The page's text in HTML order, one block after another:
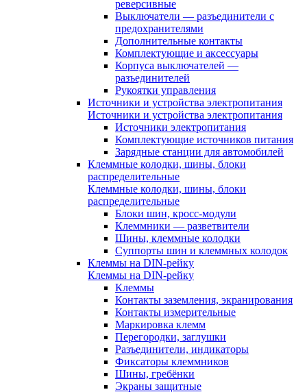
реверсивные
Выключатели — разъединители с
предохранителями
Дополнительные контакты
Комплектующие и аксессуары
Корпуса выключателей —
разъединителей
Рукоятки управления
Источники и устройства электропитания
Источники и устройства электропитания
Источники электропитания
Комплектующие источников питания
Зарядные станции для автомобилей
Клеммные колодки, шины, блоки
распределительные
Клеммные колодки, шины, блоки
распределительные
Блоки шин, кросс-модули
Клеммники — разветвители
Шины, клеммные колодки
Суппорты шин и клеммных колодок
Клеммы на DIN-рейку
Клеммы на DIN-рейку
Клеммы
Контакты заземления, экранирования
Контакты измерительные
Маркировка клемм
Перегородки, заглушки
Разъединители, индикаторы
Фиксаторы клеммников
Шины, гребёнки
Экраны защитные